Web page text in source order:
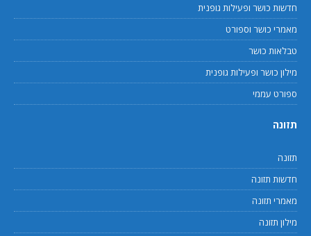
חדשות כושר ופעילות גופנית
מאמרי כושר וספורט
טבלאות כושר
מילון כושר ופעילות גופנית
ספורט עממי
תזונה
תזונה
חדשות תזונה
מאמרי תזונה
מילון תזונה